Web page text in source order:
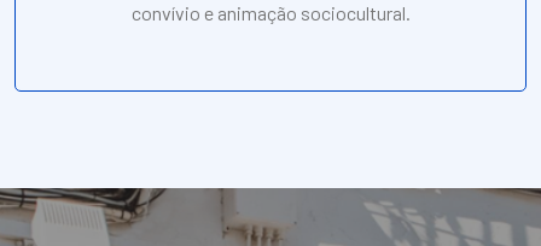
convívio e animação sociocultural.